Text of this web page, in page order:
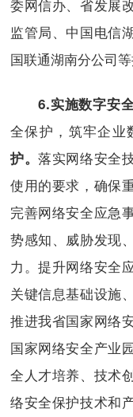
委网信办、省发展
监管局、中国电信
国联通湖南分公司等
6.实施数字安
全保护，筑牢企业
护。落实网络安全
使用的要求，确保
完善网络安全应急
势感知、威胁发现
力。提升网络安全
关键信息基础设施
推进我省国家网络
国家网络安全产业
全人才培养、技术
络安全保护技术和